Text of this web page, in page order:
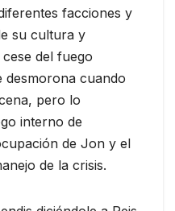
facciones y
su cultura y
del fuego
desmorona cuando
pero lo
interno de
de Jon y el
de la crisis.